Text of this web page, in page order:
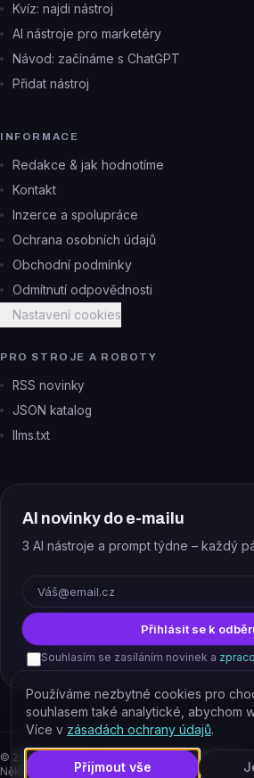
Kvíz: najdi nástroj
AI nástroje pro marketéry
Návod: začínáme s ChatGPT
Přidat nástroj
INFORMACE
Redakce & jak hodnotíme
Kontakt
Inzerce a spolupráce
Ochrana osobních údajů
Obchodní podmínky
Odmítnutí odpovědnosti
Nastavení cookies
PRO STROJE A ROBOTY
RSS novinky
JSON katalog
llms.txt
AI novinky do e-mailu
3 AI nástroje a prompt týdne – každý
Přihlásit se k
Souhlasím se zasíláním novinek a
© 2026
EJAJ s.r.o. – všechna práva vyhrazena.
Některé odkazy jsou affiliate. Podporujete tím
Používáme nezbytné cookies pro
souhlasem také analytické, abychom
Více v zásadách ochrany údajů.
Přijmout vše